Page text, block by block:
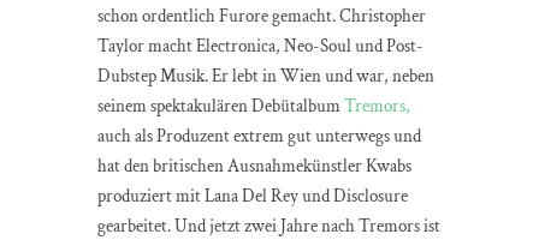
schon ordentlich Furore gemacht. Christopher
Taylor macht Electronica, Neo-Soul und Post-
Dubstep Musik. Er lebt in Wien und war, neben
seinem spektakulären DebütalbumTremors,
auch als Produzent extrem gut unterwegs und
hat den britischen Ausnahmekünstler Kwabs
produziert mit Lana Del Rey und Disclosure
gearbeitet. Und jetzt zwei Jahre nach Tremors ist